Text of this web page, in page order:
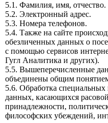
5.1. Фамилия, имя, отчество.
5.2. Электронный адрес.
5.3. Номера телефонов.
5.4. Также на сайте
обезличенных данных о
с помощью сервисов
Гугл Аналитика и других).
5.5. Вышеперечисленные
объединены общим
5.6. Обработка
данных, касающихся
принадлежности,
философских убеждений,